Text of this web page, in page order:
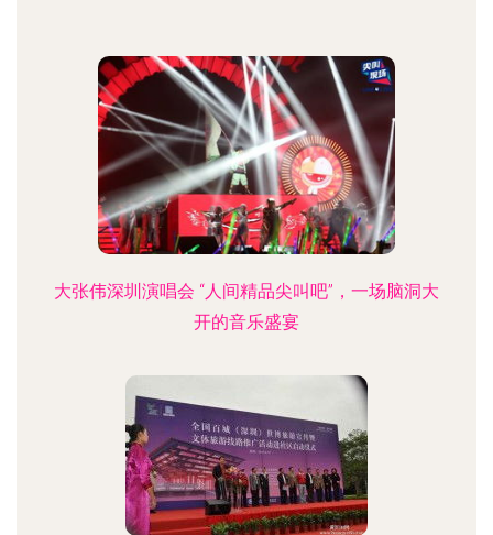
大张伟深圳演唱会 “人间精品尖叫吧”，一场脑洞大
开的音乐盛宴